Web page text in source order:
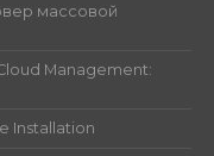
массовой
Management:
Installation